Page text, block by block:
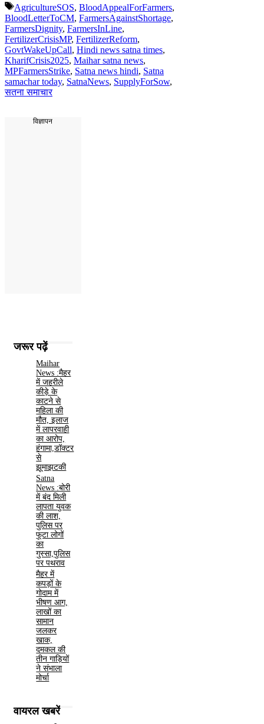
Tags
AgricultureSOS, BloodAppealForFarmers,
BloodLetterToCM, FarmersAgainstShortage,
FarmersDignity, FarmersInLine,
FertilizerCrisisMP, FertilizerReform,
GovtWakeUpCall, Hindi news satna times,
KharifCrisis2025, Maihar satna news,
MPFarmersStrike, Satna news hindi, Satna
samachar today, SatnaNews, SupplyForSow,
सतना समाचार
विज्ञापन
जरूर पढ़ें
Maihar
News :मैहर
में जहरीले
कीड़े के
काटने से
महिला की
मौत, इलाज
में लापरवाही
का आरोप,
हंगामा,डॉक्टर
से
झूमाझटकी
Satna
News :बोरी
में बंद मिली
लापता युवक
की लाश,
पुलिस पर
फूटा लोगों
का
गुस्सा,पुलिस
पर पथराव
मैहर में
कपड़ों के
गोदाम में
भीषण आग,
लाखों का
सामान
जलकर
खाक,
दमकल की
तीन गाड़ियों
ने संभाला
मोर्चा
वायरल खबरें